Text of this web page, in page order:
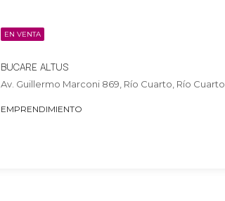
EN VENTA
BUCARE ALTUS
Av. Guillermo Marconi 869, Río Cuarto, Río Cuarto
EMPRENDIMIENTO